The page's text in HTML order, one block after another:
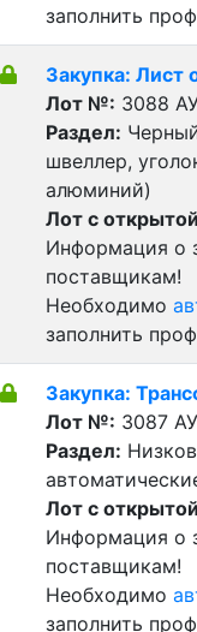
заполнить
Закупка: Лист
Лот №: 3088
Раздел:
швеллер,
алюминий)
Лот с
Информация о
поставщикам!
Необходимо
заполнить
Закупка:
Лот №: 3087
Раздел:
Лот с
Информация о
поставщикам!
Необходимо
заполнить